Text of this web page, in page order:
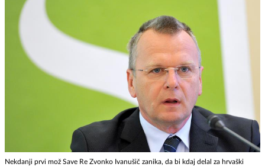
Nekdanji prvi mož Save Re Zvonko Ivanušič zanika, da bi kdaj delal za hrvaški